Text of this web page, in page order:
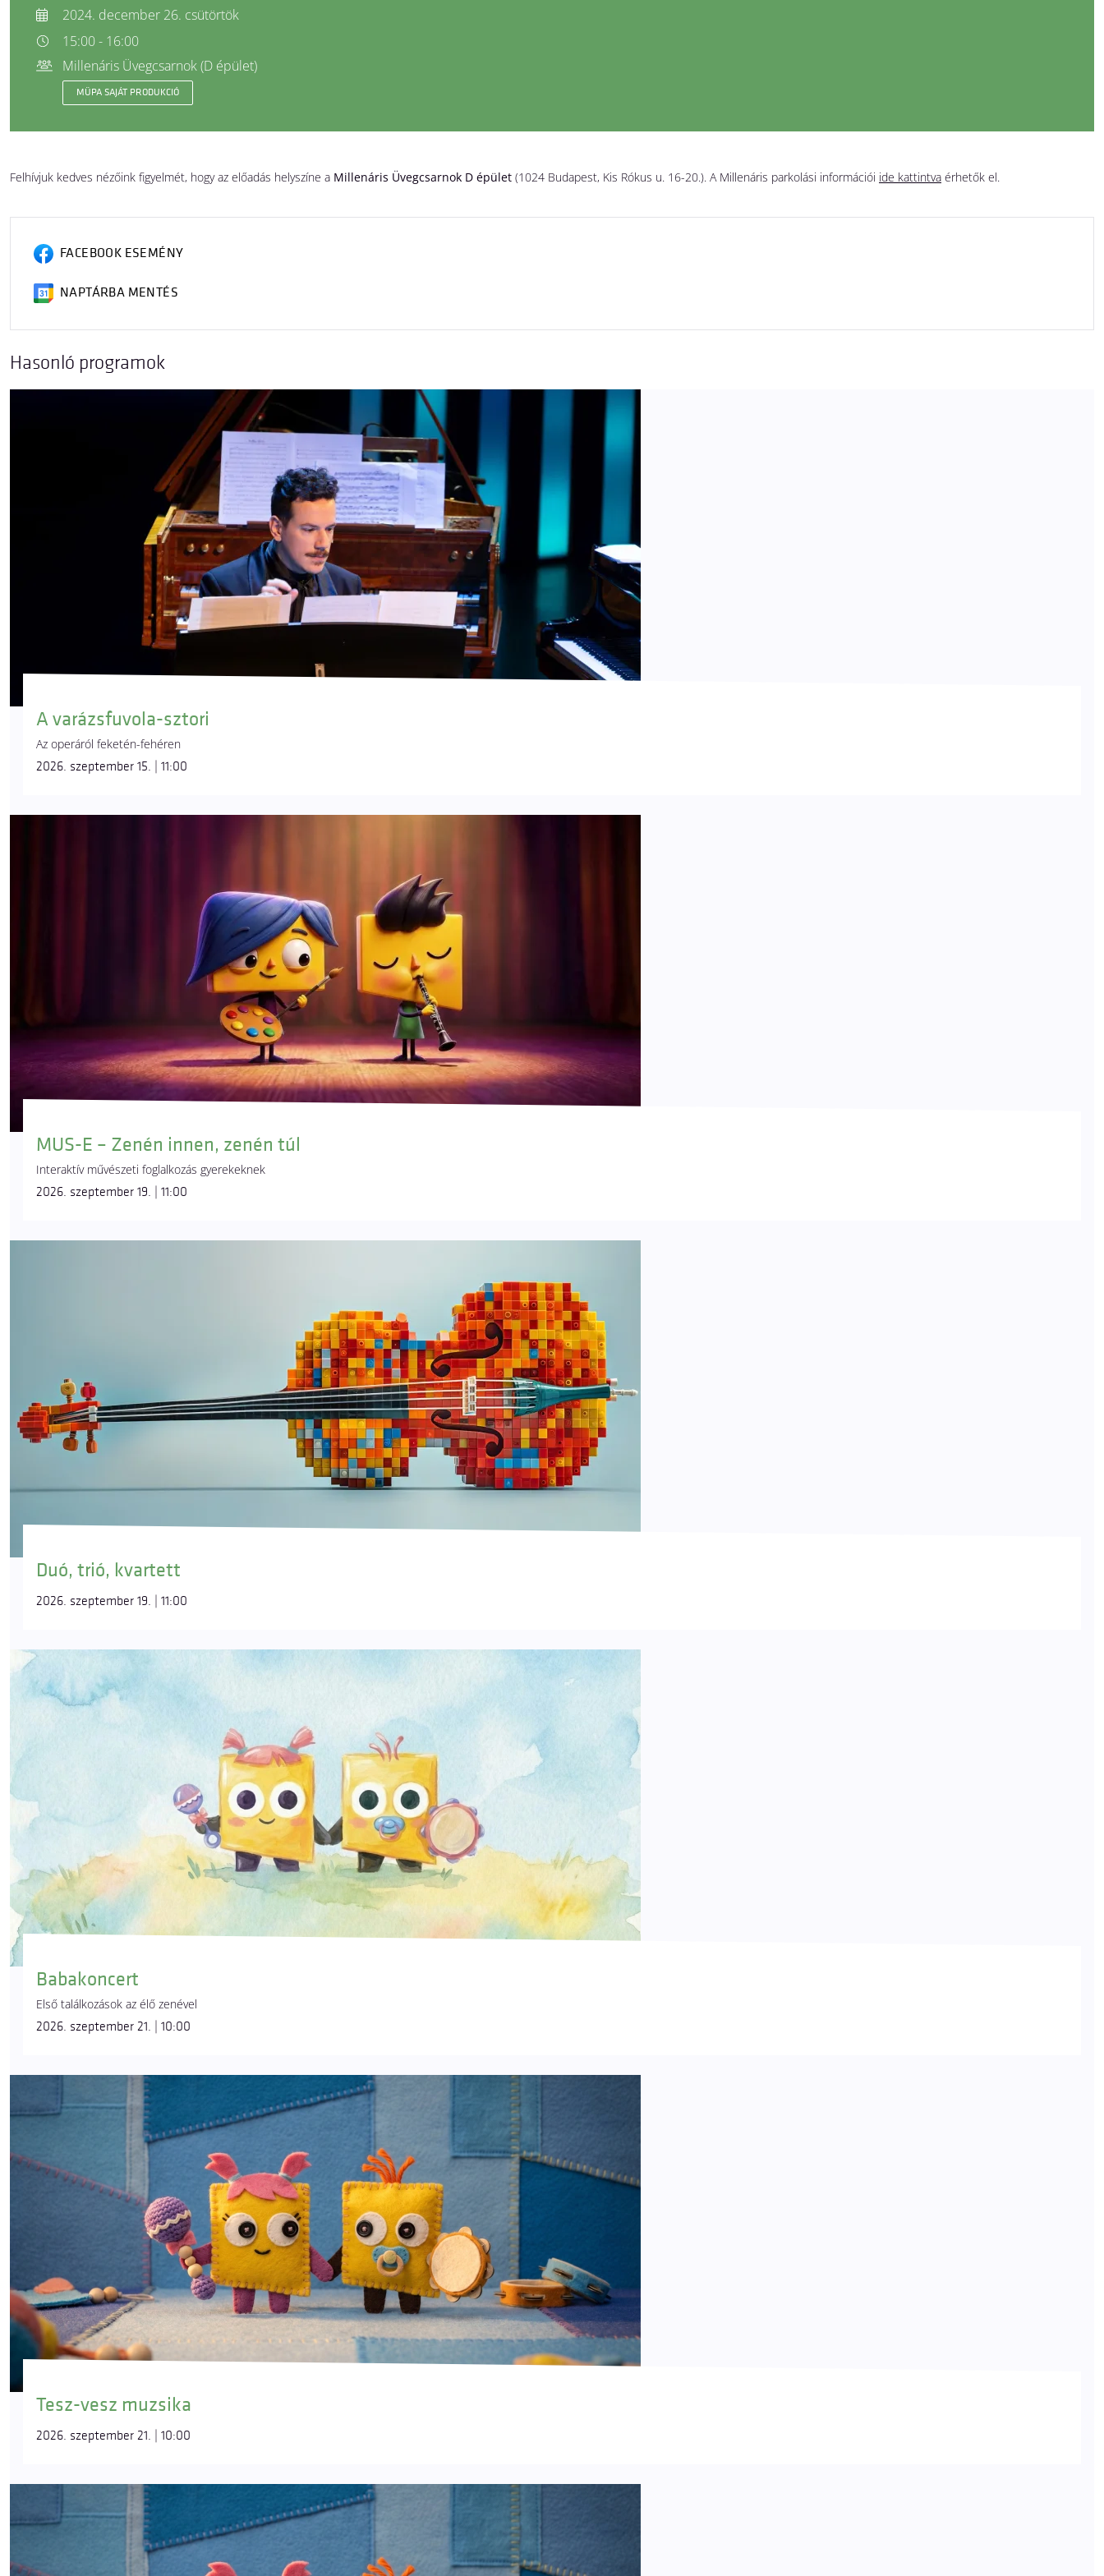
2024. december 26. csütörtök
15:00 - 16:00
Millenáris Üvegcsarnok (D épület)
MÜPA SAJÁT PRODUKCIÓ
Felhívjuk kedves nézőink figyelmét, hogy az előadás helyszíne a Millenáris Üvegcsarnok D épület (1024 Budapest, Kis Rókus u. 16-20.). A Millenáris parkolási információi ide kattintva érhetők el.
FACEBOOK ESEMÉNY
NAPTÁRBA MENTÉS
Hasonló programok
A varázsfuvola-sztori
Az operáról feketén-fehéren
2026. szeptember 15. | 11:00
MUS-E – Zenén innen, zenén túl
Interaktív művészeti foglalkozás gyerekeknek
2026. szeptember 19. | 11:00
Duó, trió, kvartett
2026. szeptember 19. | 11:00
Babakoncert
Első találkozások az élő zenével
2026. szeptember 21. | 10:00
Tesz-vesz muzsika
2026. szeptember 21. | 10:00